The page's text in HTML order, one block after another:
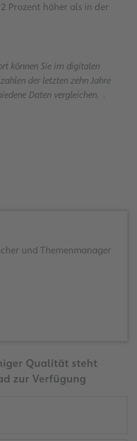
Prozent höher als in der
können Sie im digitalen
der letzten zehn Jahre
Daten vergleichen. .
und Themenmanager
Qualität steht
zur Verfügung